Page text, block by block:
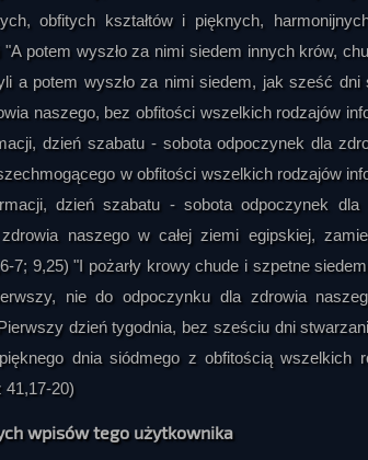
obfitych kształtów i pięknych,
potem wyszło za nimi siedem innych krów,
a potem wyszło za nimi siedem, jak sześć
naszego, bez obfitości wszelkich rodzajów
dzień szabatu - sobota odpoczynek dla
w obfitości wszelkich rodzajów
dzień szabatu - sobota odpoczynek dla
naszego w całej ziemi egipskiej,
7; 9,25) "I pożarły krowy chude i szpetne
nie do odpoczynku dla zdrowia
dzień tygodnia, bez sześciu dni
dnia siódmego z obfitością wszelkich
41,17-20)
wpisów tego użytkownika